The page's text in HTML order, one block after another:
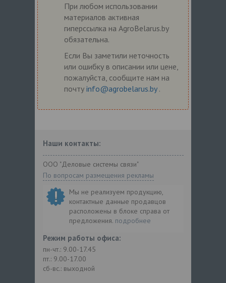
При любом использовании
материалов активная
гиперссылка на AgroBelarus.by
обязательна.
Если Вы заметили неточность
или ошибку в описании или цене,
пожалуйста, сообщите нам на
почту info@agrobelarus.by .
Наши контакты:
ООО "Деловые системы связи"
По вопросам размещения рекламы
Мы не реализуем продукцию,
контактные данные продавцов
расположены в блоке справа от
предложения. подробнее
Режим работы офиса:
пн-чт.: 9.00-17.45
пт.: 9.00-17.00
сб-вс.: выходной